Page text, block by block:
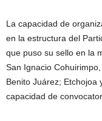
La capacidad de
en la estructura del
que puso su sello en la
San Ignacio
Benito Juárez; Etchojoa
capacidad de